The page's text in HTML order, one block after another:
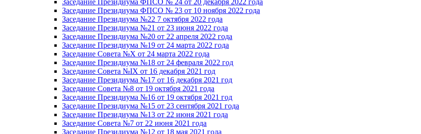
Заседание Президиума ФПСО № 23 от 10 ноября 2022 года
Заседание Президиума №22 7 октября 2022 года
Заседание Президиума №21 от 23 июня 2022 года
Заседание Президиума №20 от 22 апреля 2022 года
Заседание Президиума №19 от 24 марта 2022 года
Заседание Совета №X от 24 марта 2022 года
Заседание Президиума №18 от 24 февраля 2022 год
Заседание Совета №IX от 16 декабря 2021 год
Заседание Президиума №17 от 16 декабря 2021 год
Заседание Совета №8 от 19 октября 2021 года
Заседание Президиума №16 от 19 октября 2021 год
Заседание Президиума №15 от 23 сентября 2021 года
Заседание Президиума №13 от 22 июня 2021 года
Заседание Совета №7 от 22 июня 2021 года
Заседание Президиума №12 от 18 мая 2021 года